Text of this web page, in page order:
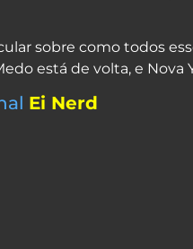
sobre como todos
está de volta, e Nova
Ei Nerd